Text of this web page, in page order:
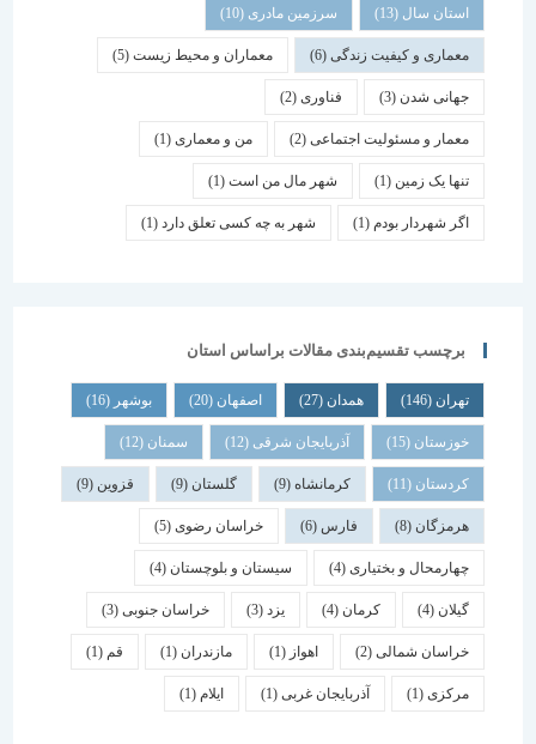
استان سال(13) سرزمین مادری(10)
معماری و کیفیت زندگی(6) معماران و محیط زیست(5)
جهانی شدن(3) فناوری (2)
معمار و مسئولیت اجتماعی (2) من و معماری (1)
تنها یک زمین(1) شهر مال من است(1)
اگر شهردار بودم (1) شهر به چه کسی تعلق دارد(1)
برچسب تقسیم‌بندی مقالات براساس استان
همدان اصفهان (20) بوشهر
خوزستان(15) آذربایجان شرقی(12) سمنان (12)
کردستان(11) کرمانشاه(9) گلستان (9) قزوین
هرمزگان(8) فارس خراسان رضوی(5)
چهارمحال و بختیاری (4) سیستان و بلوچستان(4)
کرمان یزد خراسان جنوبی(3)
خراسان شمالی(2) اهواز مازندران(1) قم
(1) آذربایجان غربی(1) ایلام